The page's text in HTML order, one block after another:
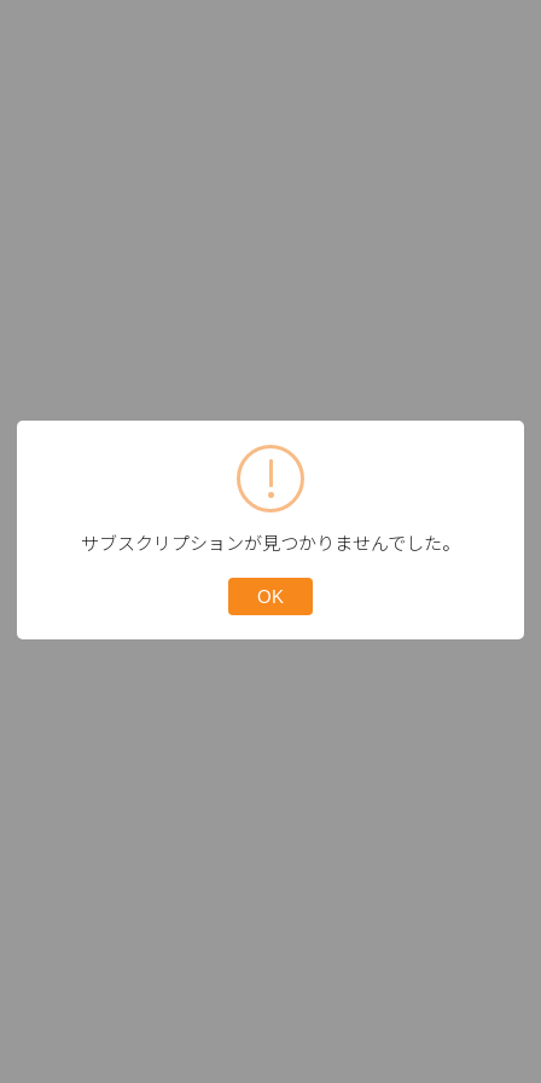
サブスクリプションが見つかりませんでした。
OK